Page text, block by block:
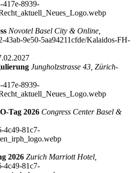
Novotel Basel City & Online,
Jungholzstrasse 43, Zürich-
Tag 2026 Congress Center Basel &
2026 Zurich Marriott Hotel,